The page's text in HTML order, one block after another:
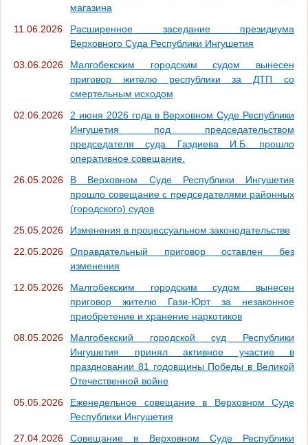
магазина
11.06.2026
Расширенное заседание президиума
Верховного Суда Республики Ингушетия
03.06.2026
Малгобекским городским судом вынесен
приговор жителю республики за ДТП со
смертельным исходом
02.06.2026
2 июня 2026 года в Верховном Суде Республики
Ингушетия под председательством
председателя суда Газдиева И.Б. прошло
оперативное совещание.
26.05.2026
В Верховном Суде Республики Ингушетия
прошло совещание с председателями районных
(городского) судов
25.05.2026
Изменения в процессуальном законодательстве
22.05.2026
Оправдательный приговор оставлен без
изменения
12.05.2026
Малгобекским городским судом вынесен
приговор жителю Гази-Юрт за незаконное
приобретение и хранение наркотиков
08.05.2026
Малгобекский городской суд Республики
Ингушетия принял активное участие в
праздновании 81 годовщины Победы в Великой
Отечественной войне
05.05.2026
Еженедельное совещание в Верховном Суде
Республики Ингушетия
27.04.2026
Совещание в Верховном Суде Республики